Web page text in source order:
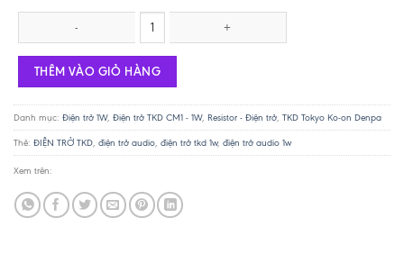
Điện trở TKD 1W - 47K số lượng
THÊM VÀO GIỎ HÀNG
Danh mục: Điện trở 1W, Điện trở TKD CM1 - 1W, Resistor - Điện trở TKD Tokyo Ko-on Denpa
Thẻ: ĐIỆN TRỞ TKD điện trở audio điện trở tkd 1w, điện trở audio 1w
Xem trên: